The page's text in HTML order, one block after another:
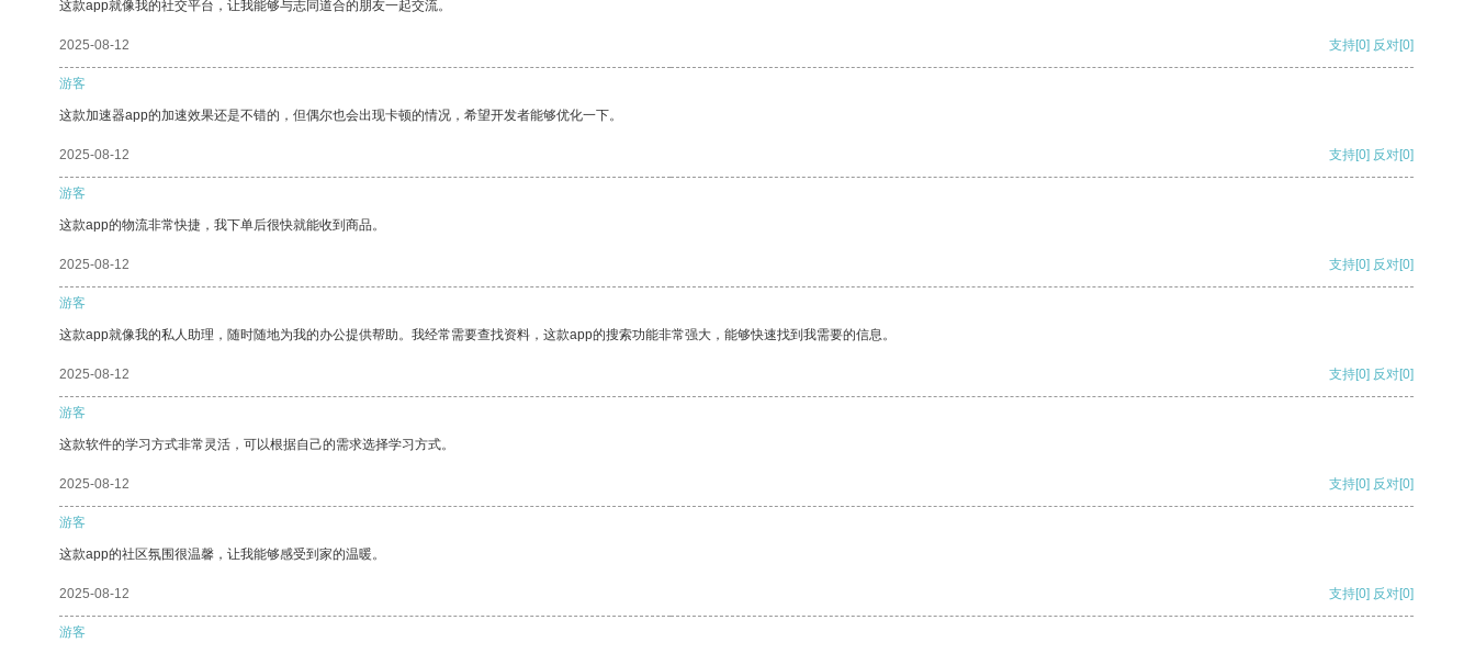
这款app就像我的社交平台，让我能够与志同道合的朋友一起交流。
2025-08-12 支持[0] 反对[0]
游客
这款加速器app的加速效果还是不错的，但偶尔也会出现卡顿的情况，希望开发者能够优化一下。
2025-08-12 支持[0] 反对[0]
游客
这款app的物流非常快捷，我下单后很快就能收到商品。
2025-08-12 支持[0] 反对[0]
游客
这款app就像我的私人助理，随时随地为我的办公提供帮助。我经常需要查找资料，这款app的搜索功能非常强大，能够快速找到我需要的信息。
2025-08-12 支持[0] 反对[0]
游客
这款软件的学习方式非常灵活，可以根据自己的需求选择学习方式。
2025-08-12 支持[0] 反对[0]
游客
这款app的社区氛围很温馨，让我能够感受到家的温暖。
2025-08-12 支持[0] 反对[0]
游客